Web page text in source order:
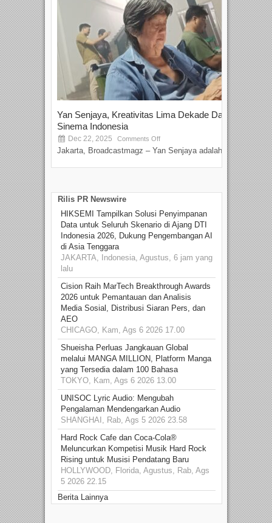
Yan Senjaya, Kreativitas Lima Dekade Dalam
Sinema Indonesia
Dec 22, 2025 Comments Off
Jakarta, Broadcastmagz – Yan Senjaya adalah...
Rilis PR Newswire
HIKSEMI Tampilkan Solusi Penyimpanan
Data untuk Seluruh Skenario di Ajang DTI
Indonesia 2026, Dukung Pengembangan AI
di Asia Tenggara
JAKARTA, Indonesia, Agustus, 6 jam yang
lalu
Cision Raih MarTech Breakthrough Awards
2026 untuk Pemantauan dan Analisis
Media Sosial, Distribusi Siaran Pers, dan
AEO
CHICAGO, Kam, Ags 6 2026 17.00
Shueisha Perluas Jangkauan Global
melalui MANGA MILLION, Platform Manga
yang Tersedia dalam 100 Bahasa
TOKYO, Kam, Ags 6 2026 13.00
UNISOC Lyric Audio: Mengubah
Pengalaman Mendengarkan Audio
SHANGHAI, Rab, Ags 5 2026 23.58
Hard Rock Cafe dan Coca-Cola®
Meluncurkan Kompetisi Musik Hard Rock
Rising untuk Musisi Pendatang Baru
HOLLYWOOD, Florida, Agustus, Rab, Ags
5 2026 22.15
Berita Lainnya